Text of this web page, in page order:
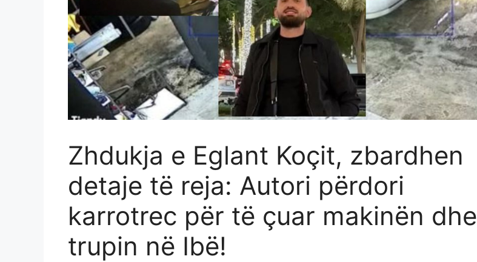
Zhdukja e Eglant Koçit, zbardhen
detaje të reja: Autori përdori
karrotrec për të çuar makinën dhe
trupin në Ibë!